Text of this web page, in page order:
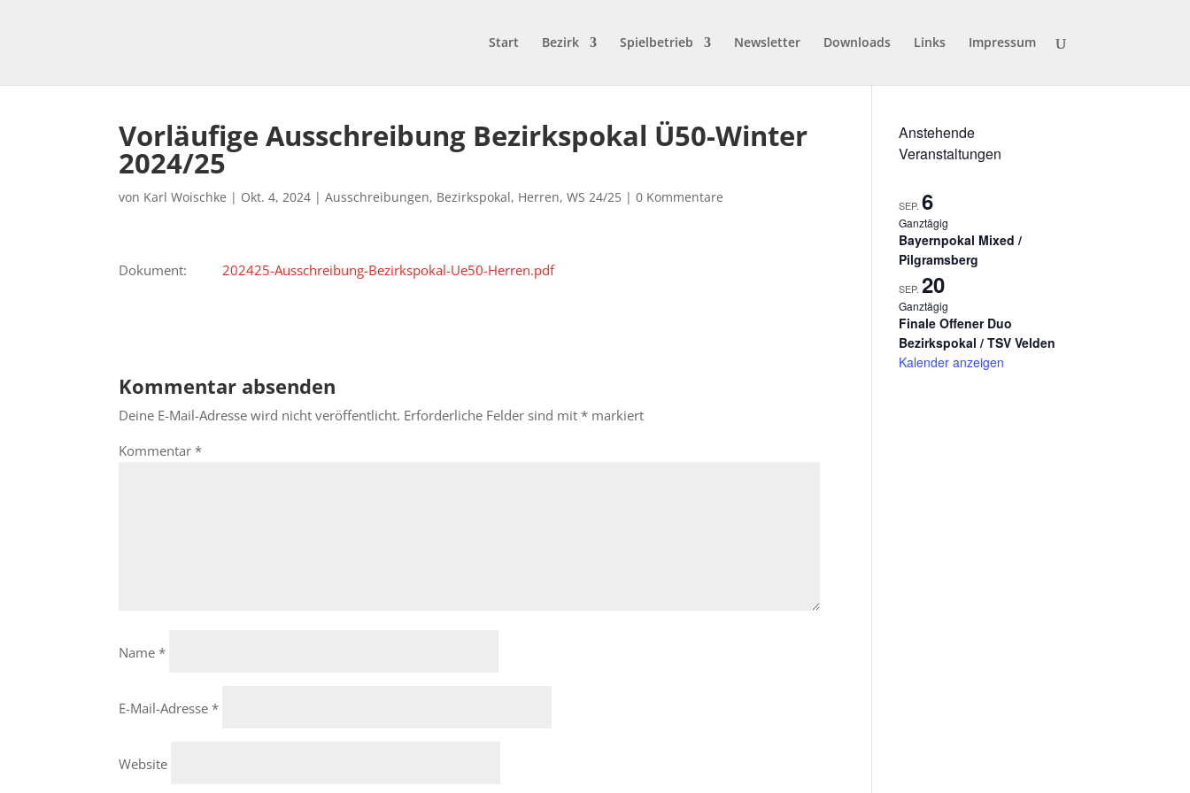
Start Bezirk Spielbetrieb Newsletter Downloads Links Impressum
Vorläufige Ausschreibung Bezirkspokal Ü50-Winter
2024/25
von Karl Woischke | Okt. 4, 2024 |Ausschreibungen, Bezirkspokal, Herren,WS 24/25 |0 Kommentare
Dokument: 202425-Ausschreibung-Bezirkspokal-Ue50-Herren.pdf
Kommentar absenden
Deine E-Mail-Adresse wird nicht veröffentlicht. Erforderliche Felder sind mit* markiert
Kommentar*
Name*
E-Mail-Adresse*
Website
Anstehende
Veranstaltungen
SEP.6
Ganztägig
Bayernpokal Mixed /
Pilgramsberg
SEP. 20
Ganztägig
Finale Offener Duo
Bezirkspokal / TSV Velden
Kalender anzeigen